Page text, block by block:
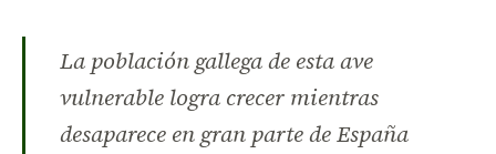
La población gallega de esta ave
vulnerable logra crecer mientras
desaparece en gran parte de España